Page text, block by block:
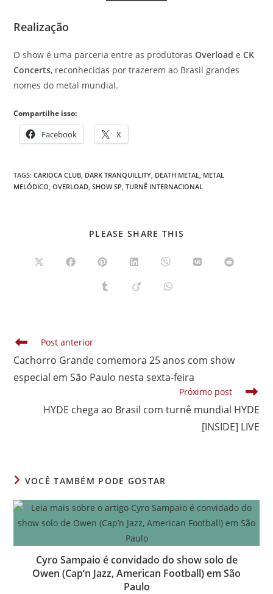
Realização
O show é uma parceria entre as produtorasOverload eCK
Concerts, reconhecidas por trazerem ao Brasil grandes
nomes do metal mundial.
Compartilhe isso:
Facebook X
TAGS:CARIOCA CLUB DARK TRANQUILLITY DEATH METAL
METAL
MELÓDICO OVERLOAD SHOW SP TURNÊ INTERNACIONAL
PLEASE SHARE THIS
Abre
Abre Abre
uma
nova
Abre
uma
nova
Abre
uma
nova
Abre Abre
Abre Abre Abre
Leia
artigos
Post anterior
Cachorro Grande comemora 25 anos com show
especial em São Paulo nesta sexta-feira
Próximo post
HYDE chega ao Brasil com turnê mundial HYDE
[INSIDE] LIVE
VOCÊ TAMBÉM PODE GOSTAR
Cyro Sampaio é convidado do show solo de
Owen (Cap’n Jazz, American Football) em São
Paulo